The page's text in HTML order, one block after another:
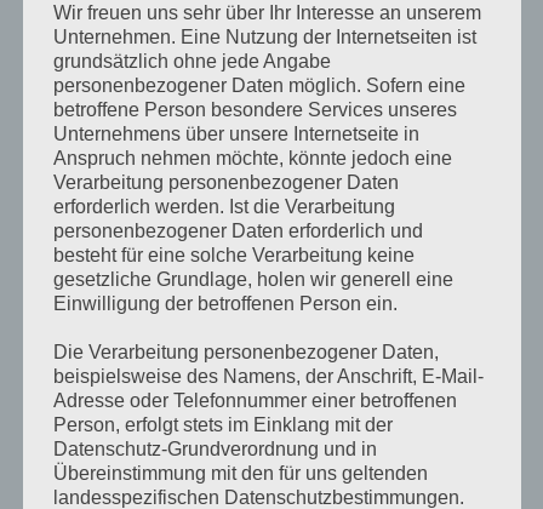
Empfänger ist eine natürliche oder juristische
Person, Behörde, Einrichtung oder andere
Stelle, der personenbezogene Daten
offengelegt werden, unabhängig davon, ob es
sich bei ihr um einen Dritten handelt oder
nicht. Behörden, die im Rahmen eines
bestimmten Untersuchungsauftrags nach
dem Unionsrecht oder dem Recht der
Mitgliedstaaten möglicherweise
personenbezogene Daten erhalten, gelten
jedoch nicht als Empfänger.
j) Dritter
Dritter ist eine natürliche oder juristische
Wir freuen uns sehr über Ihr Interesse an unserem
Unternehmen. Eine Nutzung der Internetseiten ist
grundsätzlich ohne jede Angabe
personenbezogener Daten möglich. Sofern eine
betroffene Person besondere Services unseres
Unternehmens über unsere Internetseite in
Anspruch nehmen möchte, könnte jedoch eine
Verarbeitung personenbezogener Daten
erforderlich werden. Ist die Verarbeitung
personenbezogener Daten erforderlich und
besteht für eine solche Verarbeitung keine
gesetzliche Grundlage, holen wir generell eine
Einwilligung der betroffenen Person ein.
Die Verarbeitung personenbezogener Daten,
beispielsweise des Namens, der Anschrift, E-Mail-
Adresse oder Telefonnummer einer betroffenen
Person, erfolgt stets im Einklang mit der
Datenschutz-Grundverordnung und in
Übereinstimmung mit den für uns geltenden
landesspezifischen Datenschutzbestimmungen.